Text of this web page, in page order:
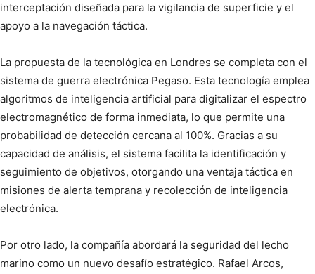
interceptación diseñada para la vigilancia de superficie y el
apoyo a la navegación táctica.
La propuesta de la tecnológica en Londres se completa con el
sistema de guerra electrónica Pegaso. Esta tecnología emplea
algoritmos de inteligencia artificial para digitalizar el espectro
electromagnético de forma inmediata, lo que permite una
probabilidad de detección cercana al 100%. Gracias a su
capacidad de análisis, el sistema facilita la identificación y
seguimiento de objetivos, otorgando una ventaja táctica en
misiones de alerta temprana y recolección de inteligencia
electrónica.
Por otro lado, la compañía abordará la seguridad del lecho
marino como un nuevo desafío estratégico. Rafael Arcos,